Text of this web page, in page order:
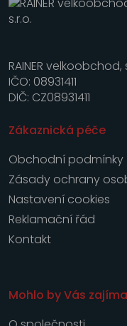
RAINER velkoobchod,
IČO: 08931411
DIČ: CZ08931411
Zákaznická péče
Obchodní podmínky
Zásady ochrany
Nastavení cookies
Reklamační řád
Kontakt
Mohlo by Vás